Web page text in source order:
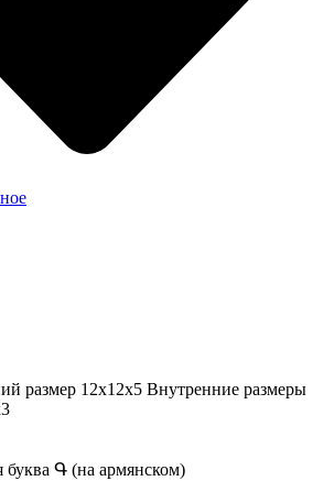
размер 12x12x5 Внутренние размеры
буква Գ (на армянском)